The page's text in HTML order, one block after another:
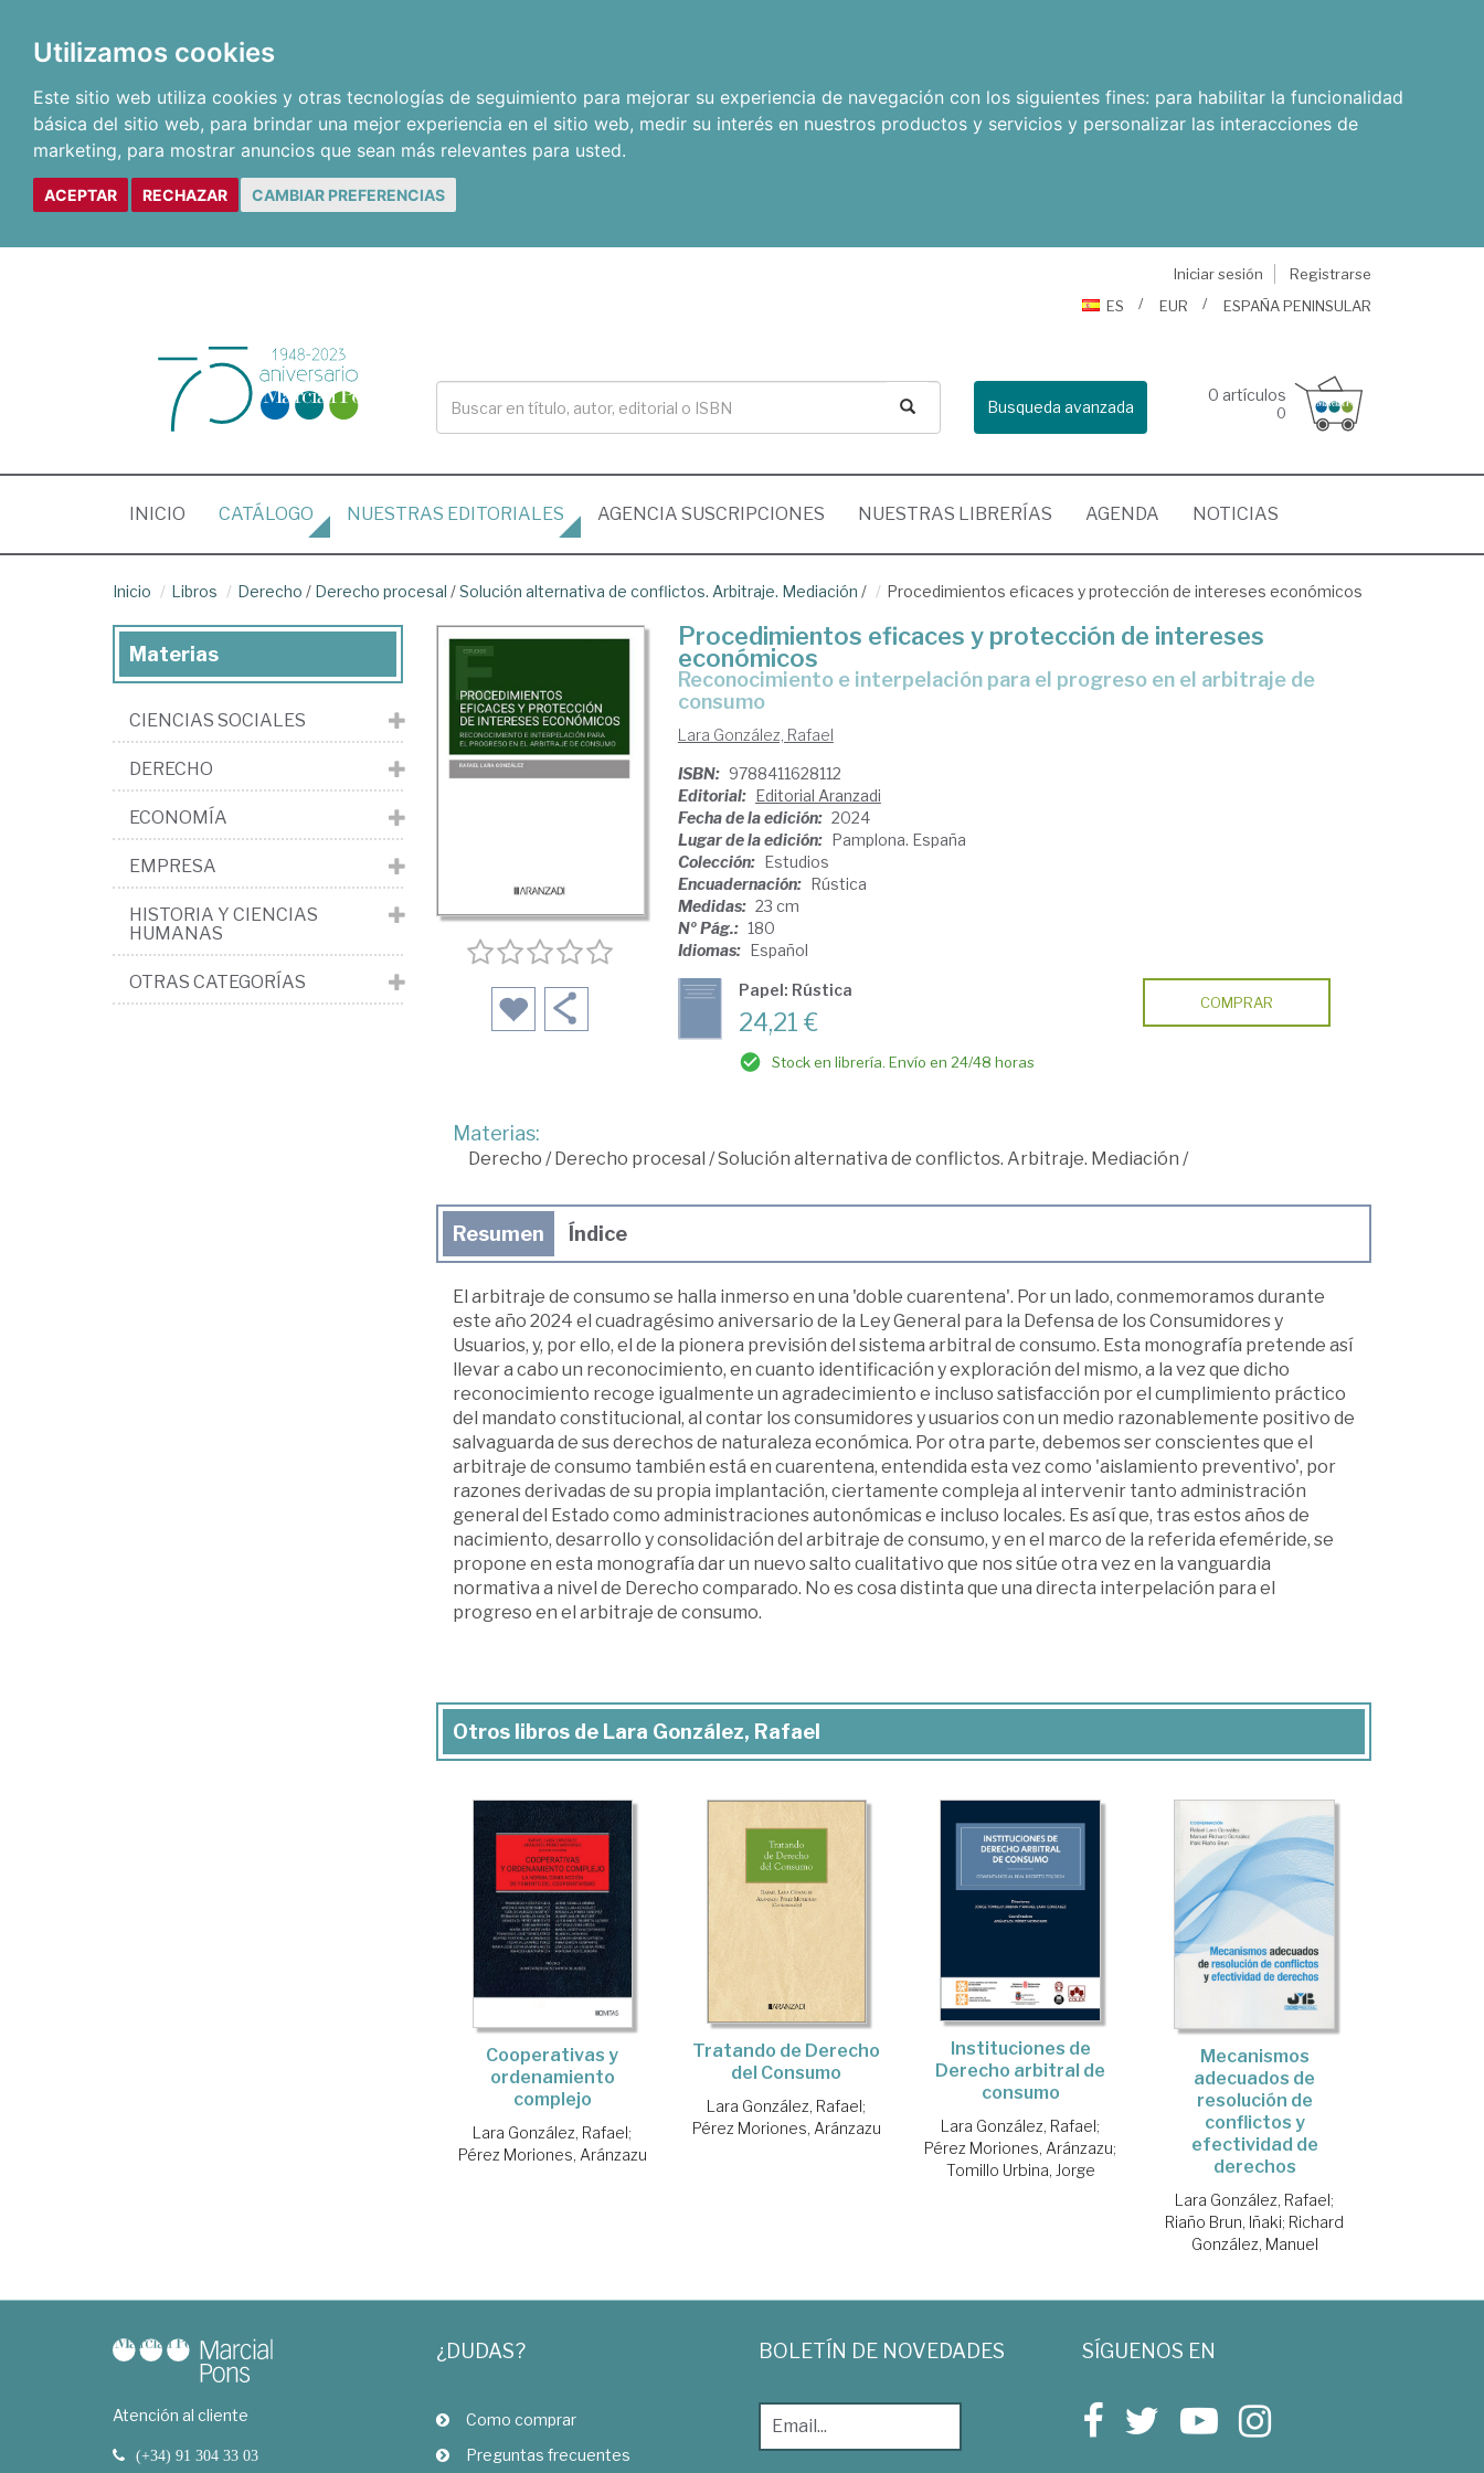
Utilizamos cookies
Este sitio web utiliza cookies y otras tecnologías de seguimiento para mejorar su experiencia de navegación con los siguientes fines: para habilitar la funcionalidad
básica del sitio web, para brindar una mejor experiencia en el sitio web, medir su interés en nuestros productos y servicios y personalizar las interacciones de
marketing, para mostrar anuncios que sean más relevantes para usted.
ACEPTAR RECHAZAR CAMBIAR PREFERENCIAS
Iniciar sesión
Registrarse
ES
EUR ESPAÑA PENINSULAR
Busqueda avanzada
0 artículos
0
INICIO (CURRENT)
CATÁLOGO NUESTRAS EDITORIALES AGENCIA SUSCRIPCIONES NUESTRAS LIBRERÍAS AGENDA NOTICIAS
Inicio Libros Derecho / Derecho procesal /Solución alternativa de conflictos. Arbitraje. Mediación / Procedimientos eficaces y protección de intereses económicos
Procedimientos eficaces y protección de intereses
económicos
Reconocimiento e interpelación para el progreso en el arbitraje de
consumo
Lara González, Rafael
ISBN: 9788411628112
Editorial: Editorial Aranzadi
Fecha de la edición: 2024
Lugar de la edición: Pamplona. España
Colección: Estudios
Encuadernación: Rústica
Medidas: 23 cm
Nº Pág.: 180
Idiomas: Español
Papel: Rústica
24,21 €
Stock en librería. Envío en 24/48 horas
COMPRAR
Materias:
Derecho /Derecho procesal /Solución alternativa de conflictos. Arbitraje. Mediación /
Resumen Índice
El arbitraje de consumo se halla inmerso en una 'doble cuarentena'. Por un lado, conmemoramos durante
este año 2024 el cuadragésimo aniversario de la Ley General para la Defensa de los Consumidores y
Usuarios, y, por ello, el de la pionera previsión del sistema arbitral de consumo. Esta monografía pretende así
llevar a cabo un reconocimiento, en cuanto identificación y exploración del mismo, a la vez que dicho
reconocimiento recoge igualmente un agradecimiento e incluso satisfacción por el cumplimiento práctico
del mandato constitucional, al contar los consumidores y usuarios con un medio razonablemente positivo de
salvaguarda de sus derechos de naturaleza económica. Por otra parte, debemos ser conscientes que el
arbitraje de consumo también está en cuarentena, entendida esta vez como 'aislamiento preventivo', por
razones derivadas de su propia implantación, ciertamente compleja al intervenir tanto administración
general del Estado como administraciones autonómicas e incluso locales. Es así que, tras estos años de
nacimiento, desarrollo y consolidación del arbitraje de consumo, y en el marco de la referida efeméride, se
propone en esta monografía dar un nuevo salto cualitativo que nos sitúe otra vez en la vanguardia
normativa a nivel de Derecho comparado. No es cosa distinta que una directa interpelación para el
progreso en el arbitraje de consumo.
Otros libros de Lara González, Rafael
Cooperativas y
ordenamiento
complejo
Lara González, Rafael;
Pérez Moriones, Aránzazu
Tratando de Derecho
del Consumo
Lara González, Rafael;
Pérez Moriones, Aránzazu
Instituciones de
Derecho arbitral de
consumo
Lara González, Rafael;
Pérez Moriones, Aránzazu;
Tomillo Urbina, Jorge
Mecanismos
adecuados de
resolución de
conflictos y
efectividad de
derechos
Lara González, Rafael;
Riaño Brun, Iñaki; Richard
González, Manuel
Materias
CIENCIAS SOCIALES
DERECHO
ECONOMÍA
EMPRESA
HISTORIA Y CIENCIAS
HUMANAS
OTRAS CATEGORÍAS
Atención al cliente
(+34) 91 304 33 03
¿DUDAS?
Como comprar
Preguntas frecuentes
BOLETÍN DE NOVEDADES SÍGUENOS EN